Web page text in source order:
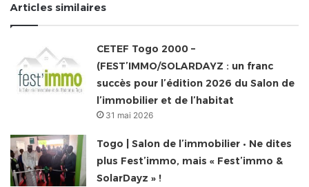
Articles similaires
CETEF Togo 2000 –
(FEST’IMMO/SOLARDAYZ : un franc
succès pour l’édition 2026 du Salon de
l’immobilier et de l’habitat
31 mai 2026
Togo | Salon de l’immobilier • Ne dites
plus Fest’immo, mais « Fest’immo &
SolarDayz » !